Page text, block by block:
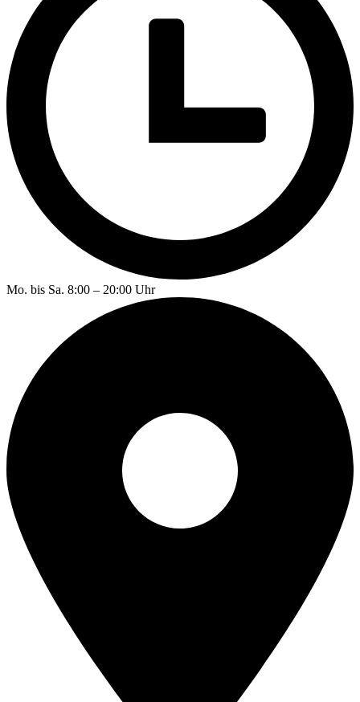
Mo. bis Sa. 8:00 – 20:00 Uhr